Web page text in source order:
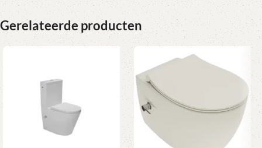
Gerelateerde producten